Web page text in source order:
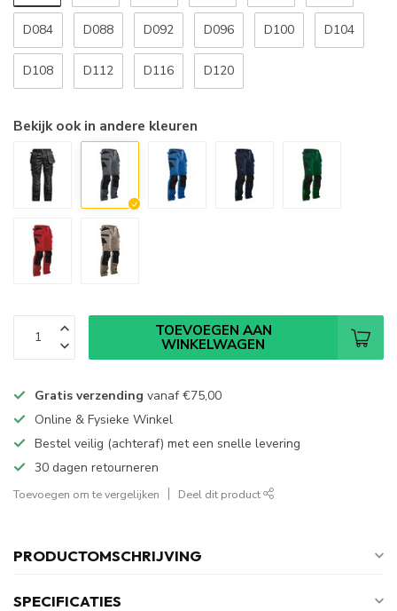
D084 D088 D092 D096 D100 D104
D108 D112 D116 D120
Bekijk ook in andere kleuren
TOEVOEGEN AAN
WINKELWAGEN
Gratis verzending vanaf€75,00
Online & Fysieke Winkel
Bestel veilig (achteraf) met een snelle levering
30 dagen retourneren
Toevoegen om te vergelijken Deel dit product
PRODUCTOMSCHRIJVING
SPECIFICATIES